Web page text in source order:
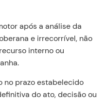
após a análise da
e irrecorrível, não
interno ou
no prazo estabelecido
do ato, decisão ou